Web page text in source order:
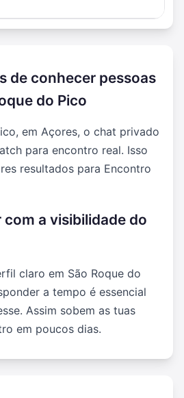
de conhecer pessoas
do Pico
em Açores, o chat privado
para encontro real. Isso
resultados para Encontro
a visibilidade do
claro em São Roque do
a tempo é essencial
Assim sobem as tuas
em poucos dias.